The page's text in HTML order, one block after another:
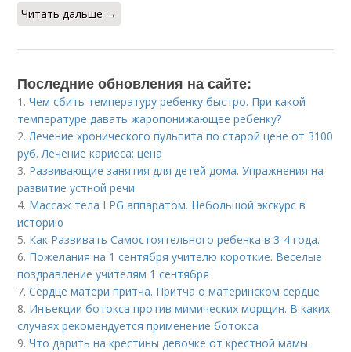
Читать дальше →
Последние обновления на сайте:
1.Чем сбить температуру ребенку быстро. При какой
температуре давать жаропонижающее ребенку?
2.Лечение хронического пульпита по старой цене от 3100
руб. Лечение кариеса: цена
3. Развивающие занятия для детей дома. Упражнения на
развитие устной речи
4. Массаж тела LPG аппаратом. Небольшой экскурс в
историю
5. Как Развивать Самостоятельного ребенка в 3-4 года.
6. Пожелания на 1 сентября учителю короткие. Веселые
поздравление учителям 1 сентября
7.Сердце матери притча. Притча о материнском сердце
8. Инъекции ботокса против мимических морщин. В каких
случаях рекомендуется применение ботокса
9.Что дарить на крестины девочке от крестной мамы.